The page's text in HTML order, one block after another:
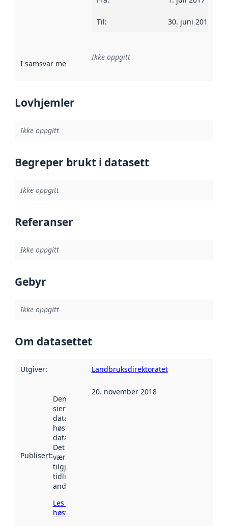
Til: 30. juni 2018
I samsvar med Referanse til en implementasjonsregel
Ikke oppgitt
Lovhjemler
Ikke oppgitt
Begreper brukt i datasett
Ikke oppgitt
Referanser
Ikke oppgitt
Gebyr
Ikke oppgitt
Om datasettet
Utgiver: Landbruksdirektoratet
Publisert:
Denne datoen
sier når
datasettet ble
høstet av
data.norge.no.
Det kan ha
vært
tilgjengelig
tidligere
andre steder.
Les mer om
høsting her
20. november 2018